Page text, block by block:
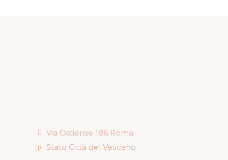
Via Ostiense 186 Roma
Stato Città del Vaticano